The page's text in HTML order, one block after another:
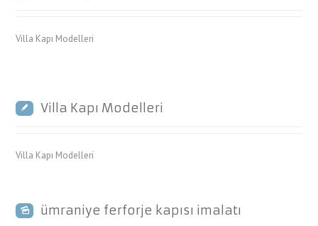
Villa Kapı Modelleri
Villa Kapı Modelleri
Villa Kapı Modelleri
ümraniye ferforje kapısı imalatı